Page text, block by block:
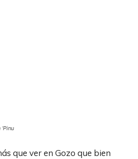
que ver en Gozo que bien